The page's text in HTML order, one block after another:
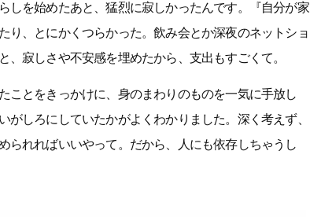
しを始めたあと、猛烈に寂しかったんです。『自分が家
り、とにかくつらかった。飲み会とか深夜のネットショ
寂しさや不安感を埋めたから、支出もすごくて。
ことをきっかけに、身のまわりのものを一気に手放し
しろにしていたかがよくわかりました。深く考えず、
られればいいやって。だから、人にも依存しちゃうし